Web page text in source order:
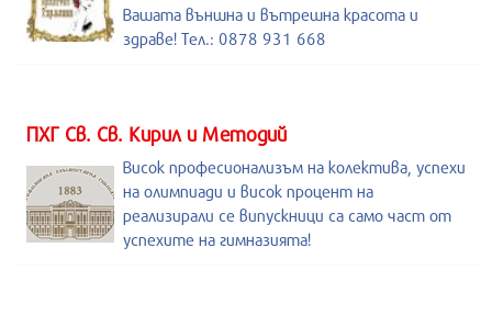
Вашата външна и вътрешна красота и
здраве! Тел.: 0878 931 668
ПХГ Св. Св. Кирил и Методий
Висок професионализъм на колектива, успехи
на олимпиади и висок процент на
реализирали се випускници са само част от
успехите на гимназията!